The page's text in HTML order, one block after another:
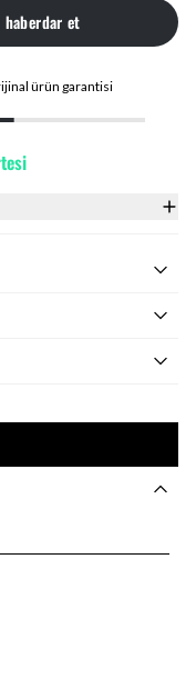
et
ürün garantisi